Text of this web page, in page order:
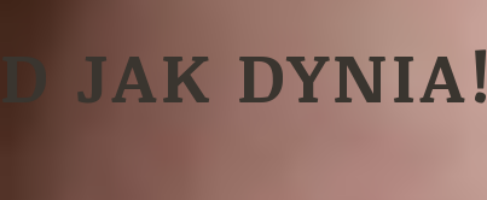
D JAK DYNIA!